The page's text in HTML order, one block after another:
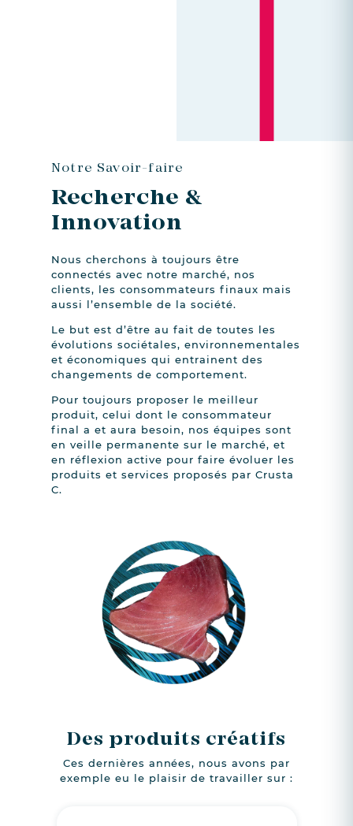
Notre Savoir-faire
Recherche &
Innovation
Nous cherchons à toujours être
connectés avec notre marché, nos
clients, les consommateurs finaux mais
aussi l’ensemble de la société.
Le but est d’être au fait de toutes les
évolutions sociétales, environnementales
et économiques qui entrainent des
changements de comportement.
Pour toujours proposer le meilleur
produit, celui dont le consommateur
final a et aura besoin, nos équipes sont
en veille permanente sur le marché, et
en réflexion active pour faire évoluer les
produits et services proposés par Crusta
C.
Des produits créatifs
Ces dernières années, nous avons par
exemple eu le plaisir de travailler sur :